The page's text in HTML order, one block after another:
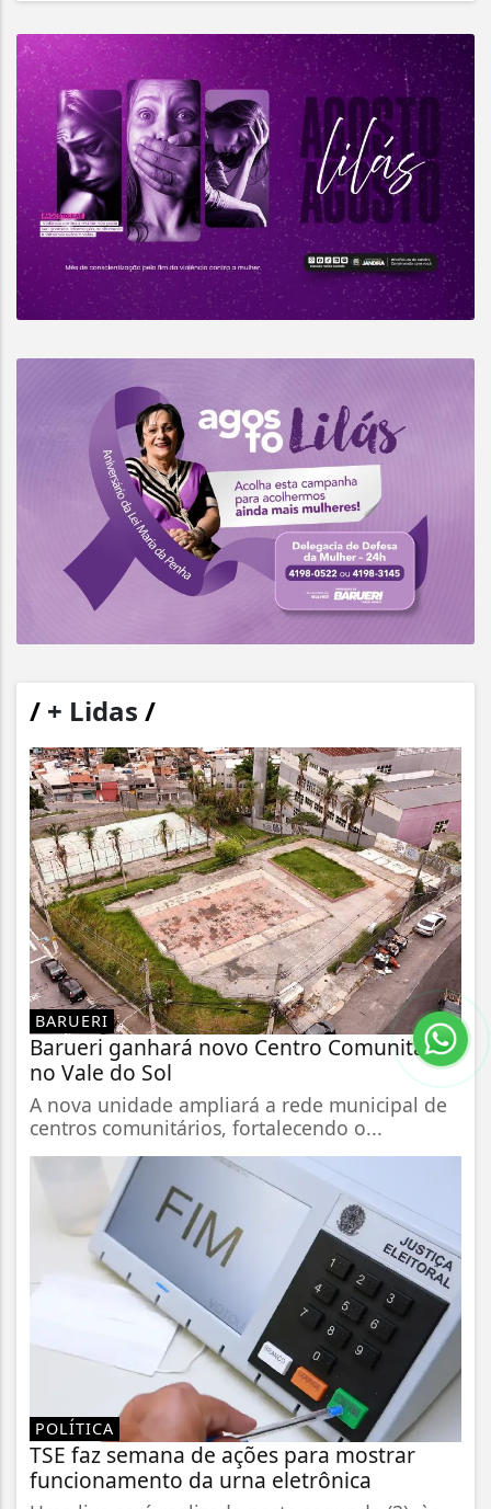
/ + Lidas /
BARUERI
Barueri ganhará novo Centro Comunitário
no Vale do Sol
A nova unidade ampliará a rede municipal de
centros comunitários, fortalecendo o...
POLÍTICA
TSE faz semana de ações para mostrar
funcionamento da urna eletrônica